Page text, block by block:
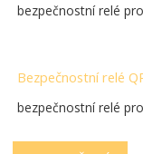
bezpečnostní relé
Bezpečnostní relé
bezpečnostní relé